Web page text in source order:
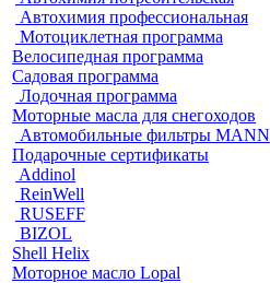
Автохимия профессиональная
Мотоциклетная программа
Велосипедная программа
Садовая программа
Лодочная программа
Моторные масла для снегоходов
Автомобильные фильтры MANN
Подарочные сертификаты
Addinol
ReinWell
RUSEFF
BIZOL
Shell Helix
Моторное масло Lopal